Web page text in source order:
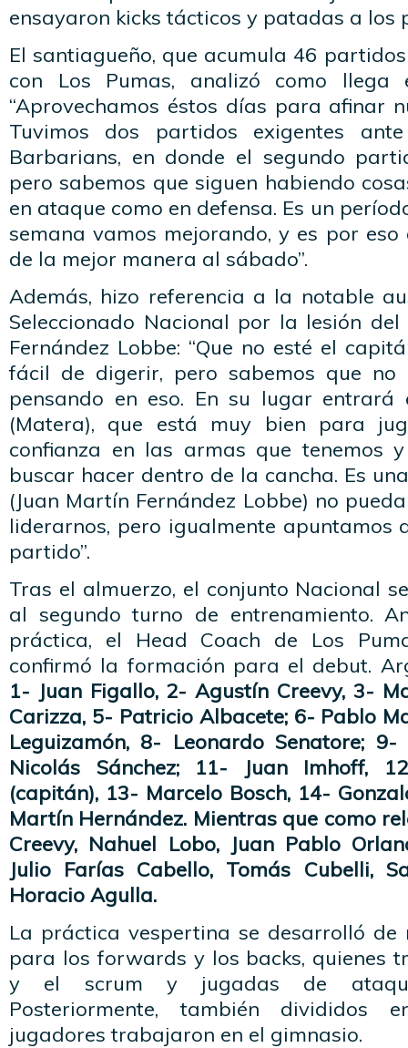
ensayaron kicks tácticos y patadas a los
El santiagueño, que acumula 46
con Los Pumas, analizó como
“Aprovechamos éstos días para afinar
Tuvimos dos partidos exigentes
Barbarians, en donde el segundo
pero sabemos que siguen habiendo
en ataque como en defensa. Es un
semana vamos mejorando, y es por
de la mejor manera al sábado”.
Además, hizo referencia a la notable
Seleccionado Nacional por la lesión
Fernández Lobbe: “Que no esté el
fácil de digerir, pero sabemos que no
pensando en eso. En su lugar
(Matera), que está muy bien para
confianza en las armas que tenemos
buscar hacer dentro de la cancha. Es
(Juan Martín Fernández Lobbe) no
liderarnos, pero igualmente apuntamos
partido”.
Tras el almuerzo, el conjunto Nacional
al segundo turno de entrenamiento.
práctica, el Head Coach de Los
confirmó la formación para el debut.
1- Juan Figallo, 2- Agustín Creevy, 3-
Carizza, 5- Patricio Albacete; 6- Pablo
Leguizamón, 8- Leonardo Senatore;
Nicolás Sánchez; 11- Juan Imhoff,
(capitán), 13- Marcelo Bosch, 14-
Martín Hernández. Mientras que como
Creevy, Nahuel Lobo, Juan Pablo
Julio Farías Cabello, Tomás Cubelli,
Horacio Agulla.
La práctica vespertina se desarrolló de
para los forwards y los backs, quienes
y el scrum y jugadas de ataque,
Posteriormente, también divididos
jugadores trabajaron en el gimnasio.